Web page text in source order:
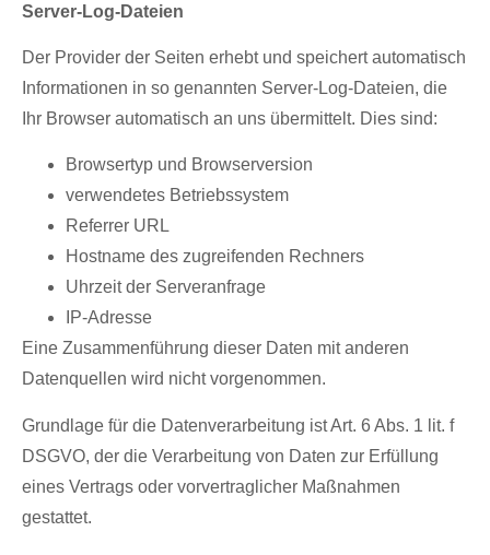
Server-Log-Dateien
Der Provider der Seiten erhebt und speichert automatisch
Informationen in so genannten Server-Log-Dateien, die
Ihr Browser automatisch an uns übermittelt. Dies sind:
Browsertyp und Browserversion
verwendetes Betriebssystem
Referrer URL
Hostname des zugreifenden Rechners
Uhrzeit der Serveranfrage
IP-Adresse
Eine Zusammenführung dieser Daten mit anderen
Datenquellen wird nicht vorgenommen.
Grundlage für die Datenverarbeitung ist Art. 6 Abs. 1 lit. f
DSGVO, der die Verarbeitung von Daten zur Erfüllung
eines Vertrags oder vorvertraglicher Maßnahmen
gestattet.